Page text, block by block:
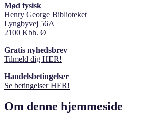
Mød fysisk
Henry George Biblioteket
Lyngbyvej 56A
2100 Kbh. Ø
Gratis nyhedsbrev
Tilmeld dig HER!
Handelsbetingelser
Se betingelser HER!
Om denne hjemmeside